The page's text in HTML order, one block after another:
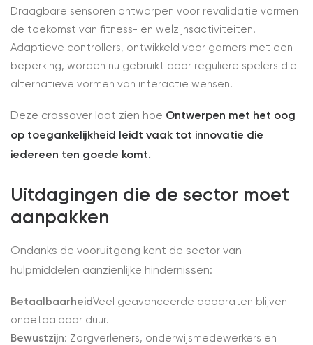
Draagbare sensoren ontworpen voor revalidatie vormen
de toekomst van fitness- en welzijnsactiviteiten.
Adaptieve controllers, ontwikkeld voor gamers met een
beperking, worden nu gebruikt door reguliere spelers die
alternatieve vormen van interactie wensen.
Deze crossover laat zien hoe Ontwerpen met het oog
op toegankelijkheid leidt vaak tot innovatie die
iedereen ten goede komt.
Uitdagingen die de sector moet
aanpakken
Ondanks de vooruitgang kent de sector van
hulpmiddelen aanzienlijke hindernissen:
BetaalbaarheidVeel geavanceerde apparaten blijven
onbetaalbaar duur.
Bewustzijn: Zorgverleners, onderwijsmedewerkers en